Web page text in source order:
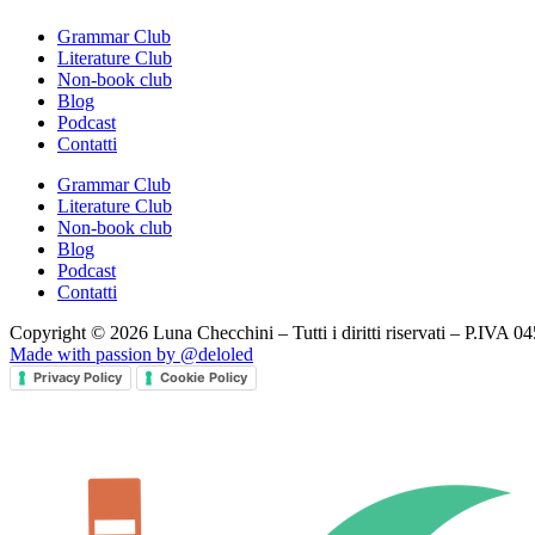
Grammar Club
Literature Club
Non-book club
Blog
Podcast
Contatti
Grammar Club
Literature Club
Non-book club
Blog
Podcast
Contatti
Copyright © 2026 Luna Checchini – Tutti i diritti riservati – P.IVA
Made with passion by @deloled
Privacy Policy Cookie Policy